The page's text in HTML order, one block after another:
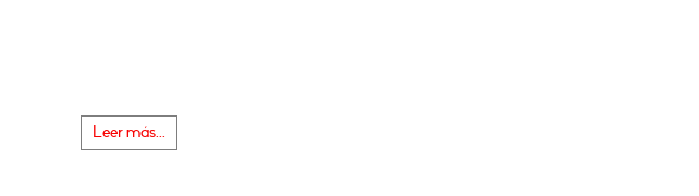
Leer más...